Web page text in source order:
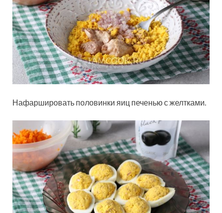
Нафаршировать половинки яиц печенью с желтками.